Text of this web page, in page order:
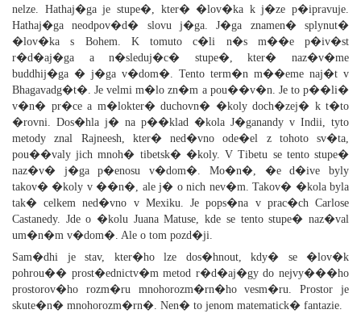
nelze. Hathaj�ga je stupe�, kter� �lov�ka k j�ze p�ipravuje.
Hathaj�ga neodpov�d� slovu j�ga. J�ga znamen� splynut�
�lov�ka s Bohem. K tomuto c�li n�s m��e p�iv�st
r�d�aj�ga a n�sleduj�c� stupe�, kter� naz�v�me
buddhij�ga � j�ga v�dom�. Tento term�n m��eme naj�t v
Bhagavadg�t�. Je velmi m�lo zn�m a pou��v�n. Je to p��li�
v�n� pr�ce a m�lokter� duchovn� �koly doch�zej� k t�to
�rovni. Dos�hla j� na p��klad �kola J�ganandy v Indii, tyto
metody znal Rajneesh, kter� ned�vno ode�el z tohoto sv�ta,
pou��valy jich mnoh� tibetsk� �koly. V Tibetu se tento stupe�
naz�v� j�ga p�enosu v�dom�. Mo�n�, �e d�ive byly
takov� �koly v ��n�, ale j� o nich nev�m. Takov� �kola byla
tak� celkem ned�vno v Mexiku. Je pops�na v prac�ch Carlose
Castanedy. Jde o �kolu Juana Matuse, kde se tento stupe� naz�val
um�n�m v�dom�. Ale o tom pozd�ji.
Sam�dhi je stav, kter�ho lze dos�hnout, kdy� se �lov�k
pohrou�� prost�ednictv�m metod r�d�aj�gy do nejvy���ho
prostorov�ho rozm�ru mnohorozm�rn�ho vesm�ru. Prostor je
skute�n� mnohorozm�rn�. Nen� to jenom matematick� fantazie.